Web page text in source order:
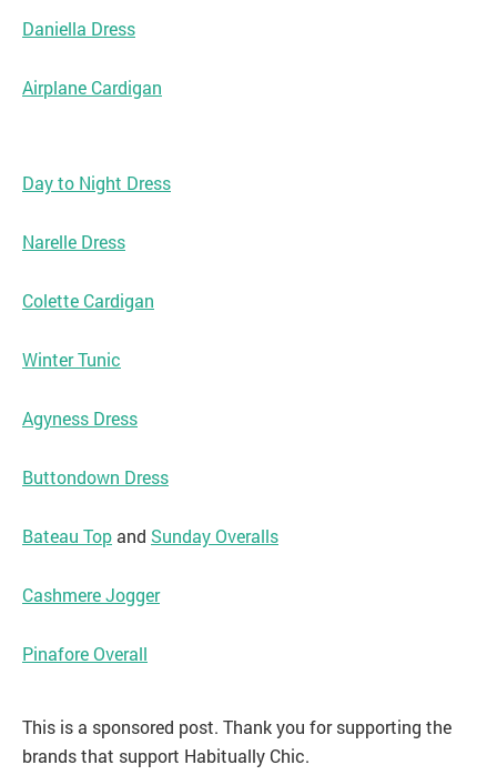
Daniella Dress
Airplane Cardigan
Day to Night Dress
Narelle Dress
Colette Cardigan
Winter Tunic
Agyness Dress
Buttondown Dress
Bateau Topand Sunday Overalls
Cashmere Jogger
Pinafore Overall
This is a sponsored post. Thank you for supporting the
brands that support Habitually Chic.